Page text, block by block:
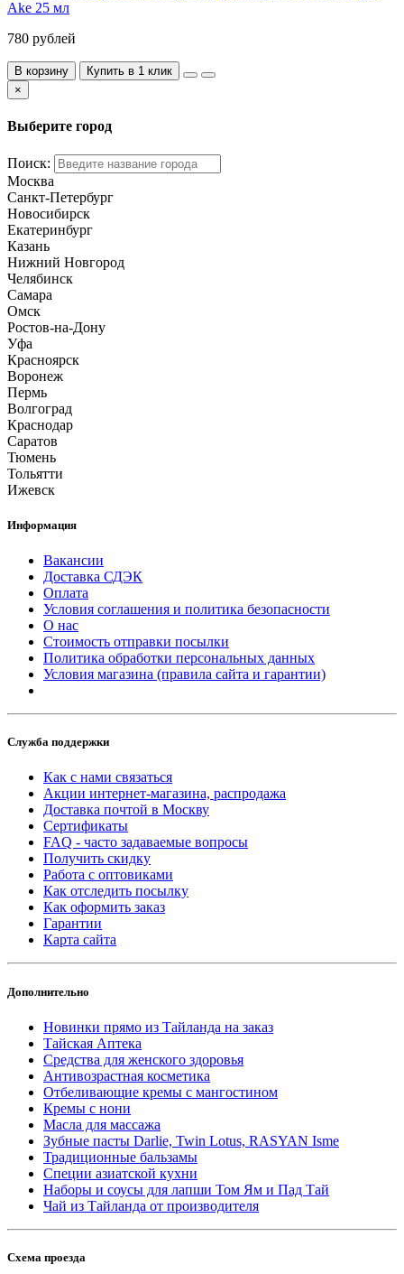
Ake 25 мл
780 рублей
В корзину
Купить в 1 клик
×
Выберите город
Поиск:
Москва
Санкт-Петербург
Новосибирск
Екатеринбург
Казань
Нижний Новгород
Челябинск
Самара
Омск
Ростов-на-Дону
Уфа
Красноярск
Воронеж
Пермь
Волгоград
Краснодар
Саратов
Тюмень
Тольятти
Ижевск
Информация
Вакансии
Доставка СДЭК
Оплата
Условия соглашения и политика безопасности
О нас
Стоимость отправки посылки
Политика обработки персональных данных
Условия магазина (правила сайта и гарантии)
Служба поддержки
Как с нами связаться
Акции интернет-магазина, распродажа
Доставка почтой в Москву
Сертификаты
FAQ - часто задаваемые вопросы
Получить скидку
Работа с оптовиками
Как отследить посылку
Как оформить заказ
Гарантии
Карта сайта
Дополнительно
Новинки прямо из Тайланда на заказ
Тайская Аптека
Средства для женского здоровья
Антивозрастная косметика
Отбеливающие кремы с мангостином
Кремы с нони
Масла для массажа
Зубные пасты Darlie, Twin Lotus, RASYAN Isme
Традиционные бальзамы
Специи азиатской кухни
Наборы и соусы для лапши Том Ям и Пад Тай
Чай из Тайланда от производителя
Схема проезда